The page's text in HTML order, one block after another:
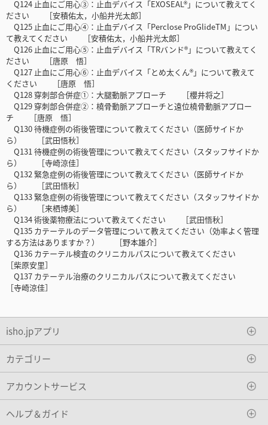
Q124 止血にご用心③：止血デバイス「EXOSEAL®」について教えてく
ださい ［安積佑太，小船井光太郎］
Q125 止血にご用心④：止血デバイス「Perclose ProGlideTM」につい
て教えてください ［安積佑太，小船井光太郎］
Q126 止血にご用心⑤：止血デバイス「TRバンド®」について教えてく
ださい ［唐原 悟］
Q127 止血にご用心⑥：止血デバイス「とめ太くん®」について教えて
ください ［唐原 悟］
Q128 穿刺部合併症①：大腿動脈アプローチ ［櫻井将之］
Q129 穿刺部合併症②：橈骨動脈アプローチと遠位橈骨動脈アプロー
チ ［唐原 悟］
Q130 待機症例の術後管理について教えてください（医師サイドか
ら） ［武田悟秋］
Q131 待機症例の術後管理について教えてください（スタッフサイドか
ら） ［寺崎涼佳］
Q132 緊急症例の術後管理について教えてください（医師サイドか
ら） ［武田悟秋］
Q133 緊急症例の術後管理について教えてください（スタッフサイドか
ら） ［来栖博美］
Q134 術後薬物療法について教えてください ［武田悟秋］
Q135 カテーテルのデータ管理について教えてください（効率よく管理
する方法はありますか？） ［野本雄介］
Q136 カテーテル検査のクリニカルパスについて教えてください
［柴原安里］
Q137 カテーテル治療のクリニカルパスについて教えてください
［寺崎涼佳］
isho.jpアプリ
カテゴリー
アカウントサービス
ヘルプ＆ガイド